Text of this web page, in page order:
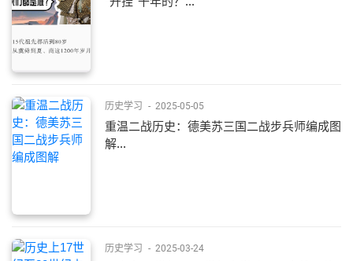
历史学习 - 2025-05-05
重温二战历史：德美苏三国二战步兵师编成图
解...
历史学习 - 2025-03-24